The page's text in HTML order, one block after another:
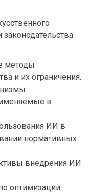
законодательства
методы
и их ограничения.
в
ИИ в
нормативных
внедрения ИИ
оптимизации